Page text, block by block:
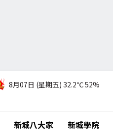
8月07日 (星期五) 32.2℃52%
新城八大家 新城學院